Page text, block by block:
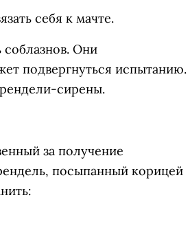
себя к мачте.
соблазнов. Они
подвергнуться испытанию.
сирены.
за получение
посыпанный корицей